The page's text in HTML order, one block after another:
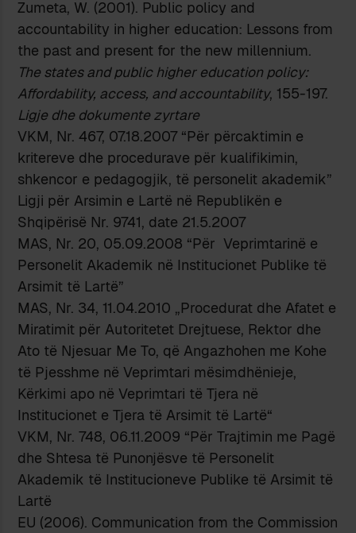
Zumeta, W. (2001). Public policy and
accountability in higher education: Lessons from
the past and present for the new millennium.
The states and public higher education policy:
Affordability, access, and accountability, 155-197.
Ligje dhe dokumente zyrtare
VKM, Nr. 467, 07.18.2007 “Për përcaktimin e
kritereve dhe procedurave për kualifikimin,
shkencor e pedagogjik, të personelit akademik”
Ligji për Arsimin e Lartë në Republikën e
Shqipërisë Nr. 9741, date 21.5.2007
MAS, Nr. 20, 05.09.2008 “Për Veprimtarinë e
Personelit Akademik në Institucionet Publike të
Arsimit të Lartë”
MAS, Nr. 34, 11.04.2010 „Procedurat dhe Afatet e
Miratimit për Autoritetet Drejtuese, Rektor dhe
Ato të Njesuar Me To, që Angazhohen me Kohe
të Pjesshme në Veprimtari mësimdhënieje,
Kërkimi apo në Veprimtari të Tjera në
Institucionet e Tjera të Arsimit të Lartë“
VKM, Nr. 748, 06.11.2009 “Për Trajtimin me Pagë
dhe Shtesa të Punonjësve të Personelit
Akademik të Institucioneve Publike të Arsimit të
Lartë
EU (2006). Communication from the Commission